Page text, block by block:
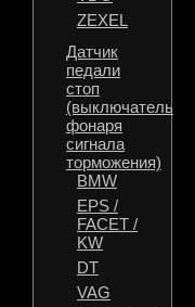
ZEXEL
Датчик
педали
стоп
(выключатель
фонаря
сигнала
торможения)
BMW
EPS /
FACET /
KW
DT
VAG